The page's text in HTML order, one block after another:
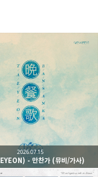
- 만찬가 (뮤비/가사)
2026.07.15